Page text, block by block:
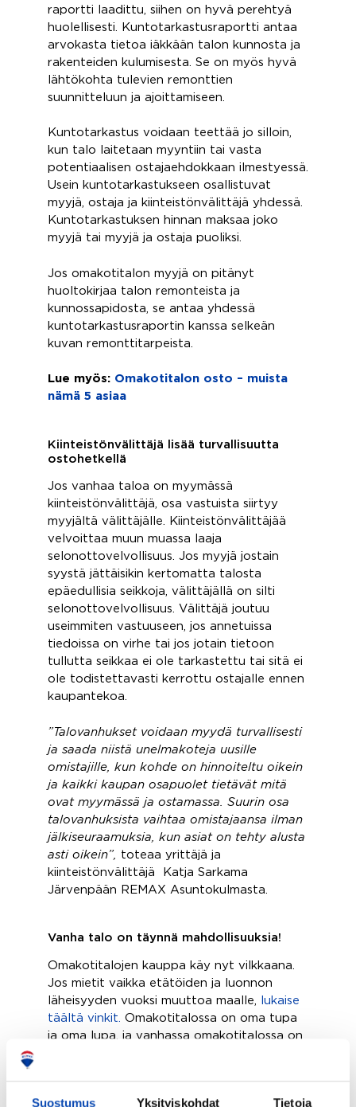
Suostumus Yksityiskohdat Tietoja
raportti laadittu, siihen on hyvä perehtyä
huolellisesti. Kuntotarkastusraportti antaa
arvokasta tietoa iäkkään talon kunnosta ja
rakenteiden kulumisesta. Se on myös hyvä
lähtökohta tulevien remonttien
suunnitteluun ja ajoittamiseen.
Kuntotarkastus voidaan teettää jo silloin,
kun talo laitetaan myyntiin tai vasta
potentiaalisen ostajaehdokkaan ilmestyessä.
Usein kuntotarkastukseen osallistuvat
myyjä, ostaja ja kiinteistönvälittäjä yhdessä.
Kuntotarkastuksen hinnan maksaa joko
myyjä tai myyjä ja ostaja puoliksi.
Jos omakotitalon myyjä on pitänyt
huoltokirjaa talon remonteista ja
kunnossapidosta, se antaa yhdessä
kuntotarkastusraportin kanssa selkeän
kuvan remonttitarpeista.
Lue myös: Omakotitalon osto – muista
nämä 5 asiaa
Kiinteistönvälittäjä lisää turvallisuutta
ostohetkellä
Jos vanhaa taloa on myymässä
kiinteistönvälittäjä, osa vastuista siirtyy
myyjältä välittäjälle. Kiinteistönvälittäjää
velvoittaa muun muassa laaja
selonottovelvollisuus. Jos myyjä jostain
syystä jättäisikin kertomatta talosta
epäedullisia seikkoja, välittäjällä on silti
selonottovelvollisuus. Välittäjä joutuu
useimmiten vastuuseen, jos annetuissa
tiedoissa on virhe tai jos jotain tietoon
tullutta seikkaa ei ole tarkastettu tai sitä ei
ole todistettavasti kerrottu ostajalle ennen
kaupantekoa.
”Talovanhukset voidaan myydä turvallisesti
ja saada niistä unelmakoteja uusille
omistajille, kun kohde on hinnoiteltu oikein
ja kaikki kaupan osapuolet tietävät mitä
ovat myymässä ja ostamassa. Suurin osa
talovanhuksista vaihtaa omistajaansa ilman
jälkiseuraamuksia, kun asiat on tehty alusta
asti oikein”,
toteaa yrittäjä ja
kiinteistönvälittäjä Katja Sarkama
Järvenpään REMAX Asuntokulmasta.
Vanha talo on täynnä mahdollisuuksia!
Omakotitalojen kauppa käy nyt vilkkaana.
Jos mietit vaikka etätöiden ja luonnon
läheisyyden vuoksi muuttoa maalle,
lukaise
täältä vinkit.
Omakotitalossa on oma tupa
ja oma lupa, ja vanhassa omakotitalossa on
1. Voit remontoida talon mieleiseksesi